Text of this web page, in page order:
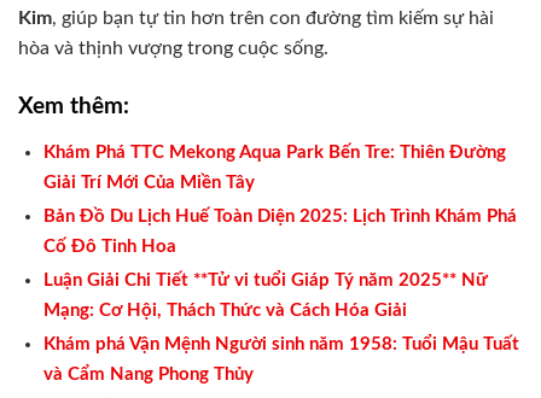
Kim, giúp bạn tự tin hơn trên con đường tìm kiếm sự hài
hòa và thịnh vượng trong cuộc sống.
Xem thêm:
Khám Phá TTC Mekong Aqua Park Bến Tre: Thiên Đường
Giải Trí Mới Của Miền Tây
Bản Đồ Du Lịch Huế Toàn Diện 2025: Lịch Trình Khám Phá
Cố Đô Tinh Hoa
Luận Giải Chi Tiết **Tử vi tuổi Giáp Tý năm 2025** Nữ
Mạng: Cơ Hội, Thách Thức và Cách Hóa Giải
Khám phá Vận Mệnh Người sinh năm 1958: Tuổi Mậu Tuất
và Cẩm Nang Phong Thủy